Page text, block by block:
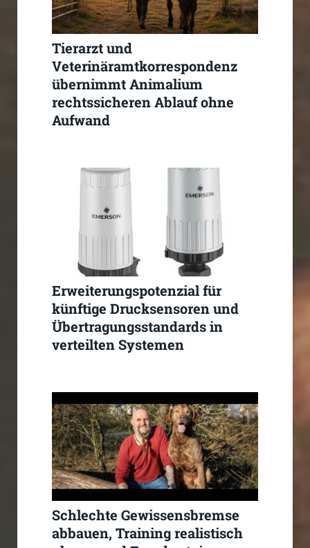
Tierarzt und
Veterinäramtkorrespondenz
übernimmt Animalium
rechtssicheren Ablauf ohne
Aufwand
Erweiterungspotenzial für
künftige Drucksensoren und
Übertragungsstandards in
verteilten Systemen
Schlechte Gewissensbremse
abbauen, Training realistisch